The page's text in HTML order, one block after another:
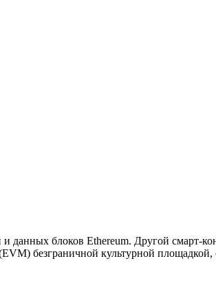
данных блоков Ethereum. Другой смарт-
безграничной культурной площадкой,